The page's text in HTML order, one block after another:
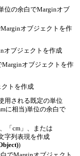
位の余白でMarginオブ
オブジェクトを作
オブジェクトを作成
Marginオブジェクトを作
トを作成
用される既定の単位
に相当)単位の余白で
「cm」、または
字列表現を作成
)